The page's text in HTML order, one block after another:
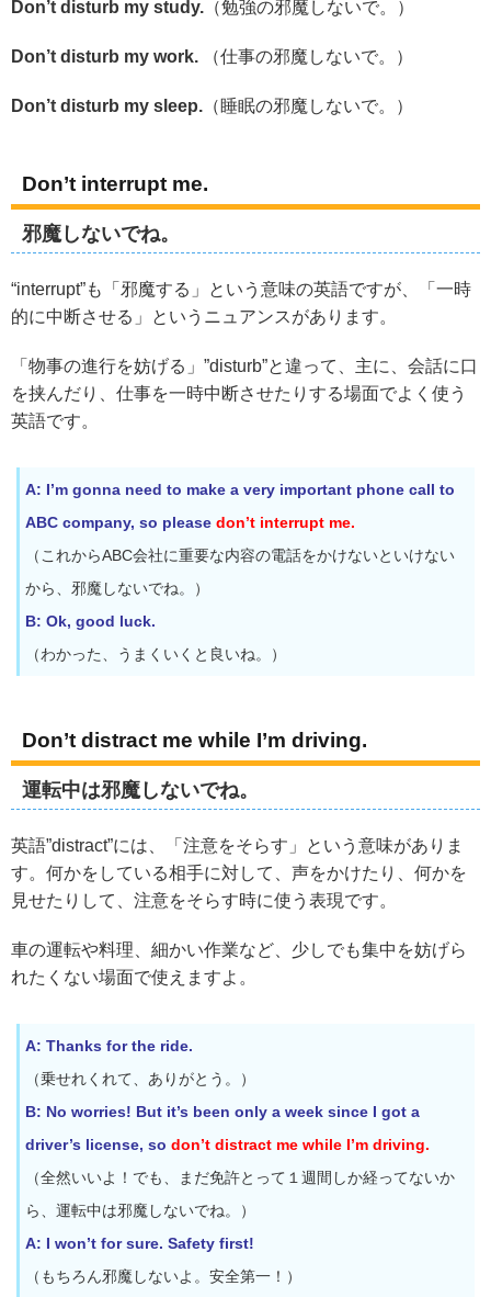
Don’t disturb my study. （勉強の邪魔しないで。）
Don’t disturb my work. （仕事の邪魔しないで。）
Don’t disturb my sleep. （睡眠の邪魔しないで。）
Don’t interrupt me.
邪魔しないでね。
“interrupt”も「邪魔する」という意味の英語ですが、「一時
的に中断させる」というニュアンスがあります。
「物事の進行を妨げる」”disturb”と違って、主に、会話に口
を挟んだり、仕事を一時中断させたりする場面でよく使う
英語です。
A: I’m gonna need to make a very important phone call to
ABC company, so please don’t interrupt me.
（これからABC会社に重要な内容の電話をかけないといけない
から、邪魔しないでね。）
B: Ok, good luck.
（わかった、うまくいくと良いね。）
Don’t distract me while I’m driving.
運転中は邪魔しないでね。
英語”distract”には、「注意をそらす」という意味がありま
す。何かをしている相手に対して、声をかけたり、何かを
見せたりして、注意をそらす時に使う表現です。
車の運転や料理、細かい作業など、少しでも集中を妨げら
れたくない場面で使えますよ。
A: Thanks for the ride.
（乗せれくれて、ありがとう。）
B: No worries! But it’s been only a week since I got a
driver’s license, so don’t distract me while I’m driving.
（全然いいよ！でも、まだ免許とって１週間しか経ってないか
ら、運転中は邪魔しないでね。）
A: I won’t for sure. Safety first!
（もちろん邪魔しないよ。安全第一！）